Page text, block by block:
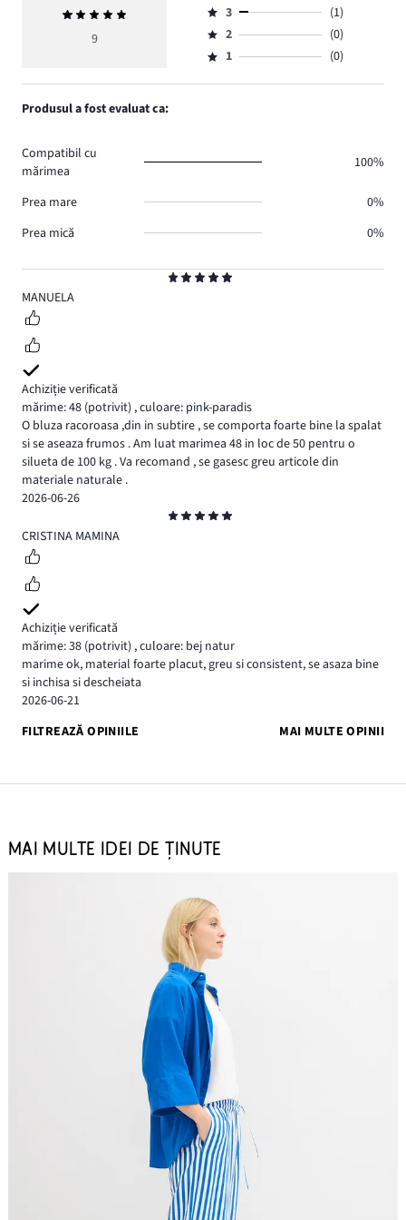
5
MANUELA
Achiziție verificată
mărime: 48 (potrivit) ,culoare: pink-paradis
O bluza racoroasa ,din in subtire , se comporta foarte bine la spalat
si se aseaza frumos . Am luat marimea 48 in loc de 50 pentru o
silueta de 100 kg . Va recomand , se gasesc greu articole din
materiale naturale .
2026-06-26
5
CRISTINA MAMINA
Achiziție verificată
mărime: 38 (potrivit) ,culoare: bej natur
marime ok, material foarte placut, greu si consistent, se asaza bine
si inchisa si descheiata
2026-06-21
FILTREAZĂ OPINIILE
MAI MULTE OPINII
Evaluarea
medie
9
numărul
de
voturi
8.
4,
numărul
de
0.
Evaluare
3,
numărul
3
(1)
Evaluare
2,
2
(0)
Evaluare
1,
1 (0)
Produsul a fost evaluat ca:
Compatibil cu
mărimea
100%
Prea mare
0%
Prea mică
0%
MAI MULTE IDEI DE ȚINUTE